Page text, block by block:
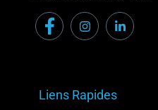
Liens Rapides